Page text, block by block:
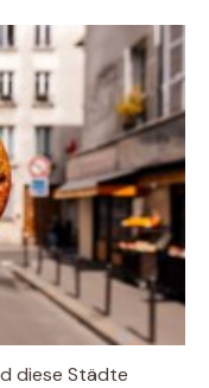
diese Städte